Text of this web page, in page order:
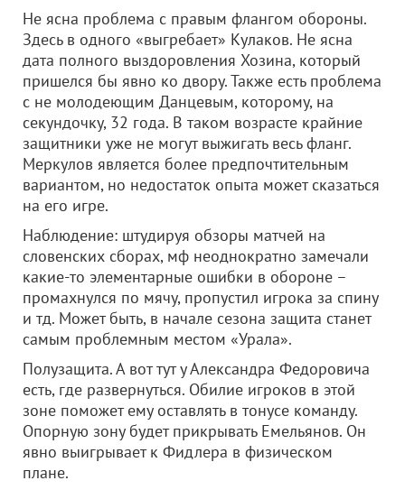
Не ясна проблема с правым флангом обороны.
Здесь в одного «выгребает» Кулаков. Не ясна
дата полного выздоровления Хозина, который
пришелся бы явно ко двору. Также есть проблема
с не молодеющим Данцевым, которому, на
секундочку, 32 года. В таком возрасте крайние
защитники уже не могут выжигать весь фланг.
Меркулов является более предпочтительным
вариантом, но недостаток опыта может сказаться
на его игре.
Наблюдение: штудируя обзоры матчей на
словенских сборах, мф неоднократно замечали
какие-то элементарные ошибки в обороне –
промахнулся по мячу, пропустил игрока за спину
и тд. Может быть, в начале сезона защита станет
самым проблемным местом «Урала».
Полузащита. А вот тут у Александра Федоровича
есть, где развернуться. Обилие игроков в этой
зоне поможет ему оставлять в тонусе команду.
Опорную зону будет прикрывать Емельянов. Он
явно выигрывает к Фидлера в физическом
плане.